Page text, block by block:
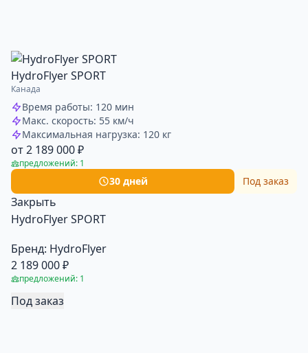
HydroFlyer SPORT
Канада
Время работы: 120 мин
Макс. скорость: 55 км/ч
Максимальная нагрузка: 120 кг
от 2 189 000 ₽
предложений: 1
30 дней Под заказ
Закрыть
HydroFlyer SPORT
Бренд: HydroFlyer
2 189 000 ₽
предложений: 1
Под заказ